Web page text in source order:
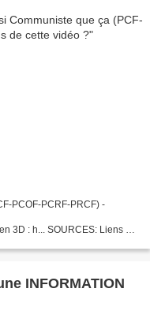
PCOF-PCRF-PRCF) -
3D : h... SOURCES: Liens de
INFORMATION